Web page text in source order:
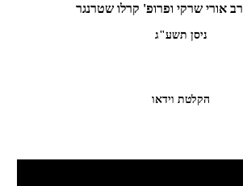
הרב אורי שרקי ופרופ' קרלו שטרנגר
ניסן תשע"ג
הקלטת וידאו